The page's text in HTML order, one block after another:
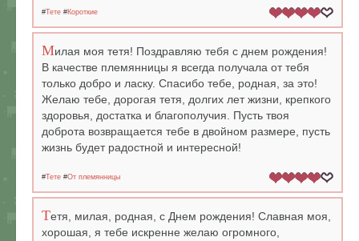
#Тете #Короткие
Милая моя тетя! Поздравляю тебя с днем рождения!
В качестве племянницы я всегда получала от тебя
только добро и ласку. Спасибо тебе, родная, за это!
Желаю тебе, дорогая тетя, долгих лет жизни, крепкого
здоровья, достатка и благополучия. Пусть твоя
доброта возвращается тебе в двойном размере, пусть
жизнь будет радостной и интересной!
#Тете #От племянницы
Тетя, милая, родная, с Днем рождения! Славная моя,
хорошая, я тебе искренне желаю огромного,